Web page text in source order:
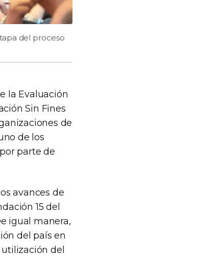
del proceso
la Evaluación
Sin Fines
de
de los
parte de
avances de
15 del
igual manera,
del país en
del